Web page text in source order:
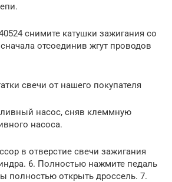
снимите катушки зажигания со
отсоединив жгут проводов
свечи от нашего покупателя
насос, сняв клеммную
насоса.
в отверстие свечи зажигания
6. Полностью нажмите педаль
полностью открыть дроссель. 7.